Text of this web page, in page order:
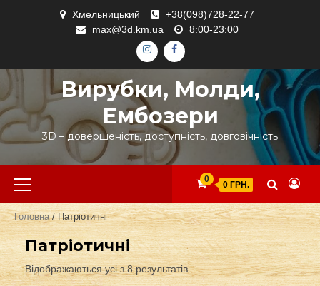
Хмельницький
+38(098)728-22-77
max@3d.km.ua
8:00-23:00
ІНСТАГРАМ
ФЕЙСБУК
Вирубки, Молди,
Ембозери
3D – довершеність, доступність, довговічність
Primary
Menu
0
0 ГРН.
Головна/ Патріотичні
Патріотичні
Відображаються усі з 8 результатів